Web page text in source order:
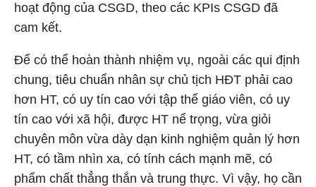
hoạt động của CSGD, theo các KPIs CSGD đã
cam kết.
Để có thể hoàn thành nhiệm vụ, ngoài các qui định
chung, tiêu chuẩn nhân sự chủ tịch HĐT phải cao
hơn HT, có uy tín cao với tập thể giáo viên, có uy
tín cao với xã hội, được HT nể trọng, vừa giỏi
chuyên môn vừa dày dạn kinh nghiệm quản lý hơn
HT, có tầm nhìn xa, có tính cách mạnh mẽ, có
phẩm chất thẳng thắn và trung thực. Vì vậy, họ cần